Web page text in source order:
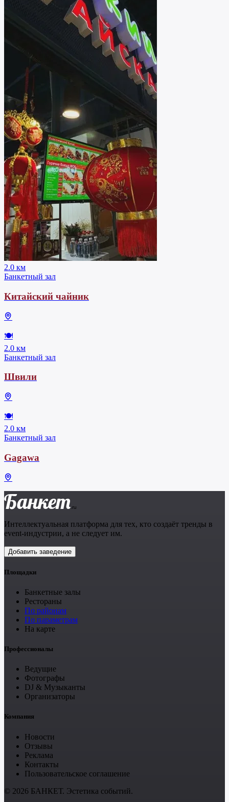
2.0 км
Банкетный зал
Китайский чайник
🍽
2.0 км
Банкетный зал
Швили
🍽
2.0 км
Банкетный зал
Gagawa
Банкет .ru
Интеллектуальная платформа для тех, кто создаёт тренды в
event-индустрии, а не следует им.
Добавить заведение
Площадки
Банкетные залы
Рестораны
По районам
По параметрам
На карте
Профессионалы
Ведущие
Фотографы
DJ & Музыканты
Организаторы
Компания
Новости
Отзывы
Реклама
Контакты
Пользовательское соглашение
© 2026 БАНКЕТ. Эстетика событий.